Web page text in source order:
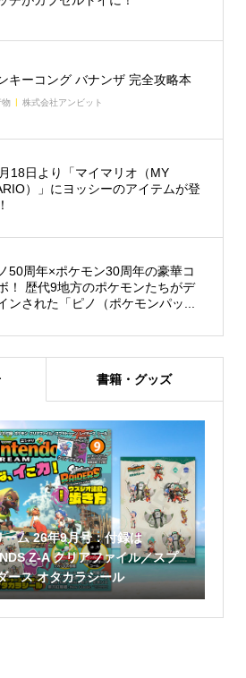
キーコング バナンザ 完全攻略本
物 株式会社アンビット
18日より「マイマリオ（MY
）」にヨッシーのアイテムが登
50周年×ポケモン30周年の豪華コ
！ 歴代9地方のポケモンたちがデ
ンされた「ピノ（ポケモンパッ...
書籍・グッズ
ム 26年9月号：付録は
Z-A クリアファイル／スプ
ース オタカラシール